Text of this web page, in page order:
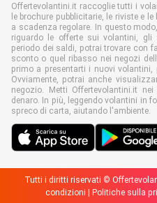
Offertevolantini.it raccoglie tutti i
le brochure pubblicitarie, le riviste e
a scadenza regolare. In questo
riguardo le offerte sui volantini,
periodo dei saldi, potrai trovare con
sconto o quel ribasso nei negozi
primo a presentarti i nuovi
Ovviamente, potrai anche
negozio. Metti Offertevolantini.it
denaro. In più, leggendo volantini in
spreco di carta, aiutando l'ambiente.
Tutti i diritti riservati ©
condizioni
Politiche sulla